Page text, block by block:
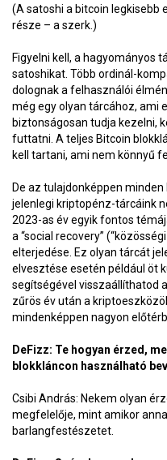
(A satoshi a bitcoin legkisebb
része – a szerk.)
Figyelni kell, a hagyományos
satoshikat. Több ordinál-
dolognak a felhasználói
még egy olyan tárcához, ami
biztonságosan tudja kezelni,
futtatni. A teljes Bitcoin
kell tartani, ami nem könnyű
De az tulajdonképpen
jelenlegi kriptopénz-tárcáink
2023-as év egyik fontos
a “social recovery”
elterjedése. Ez olyan tárcát
elvesztése esetén például öt
segítségével visszaállíthatod
zűrös év után a
mindenképpen nagyon
DeFizz: Te hogyan érzed,
blokkláncon használható
Csibi András: Nekem olyan
megfelelője, mint amikor
barlangfestészetet.